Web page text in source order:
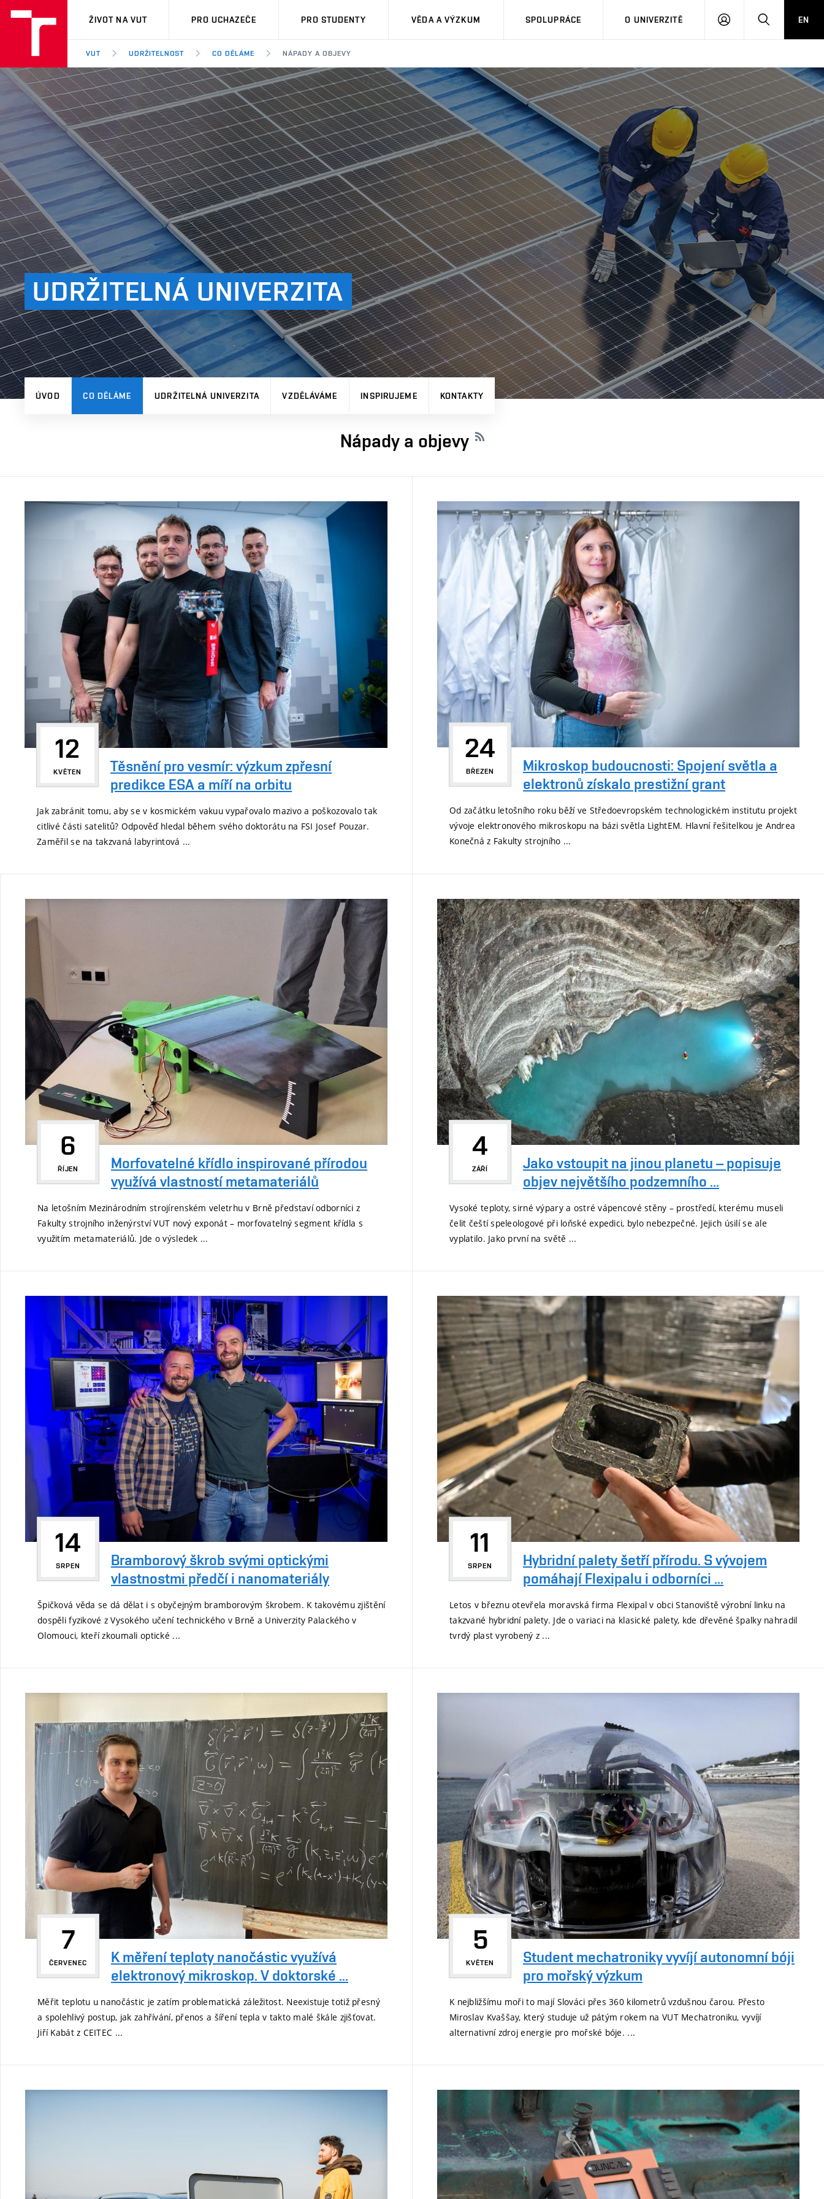
VUT
ŽIVOT NA VUT PRO UCHAZEČE PRO STUDENTY VĚDA A VÝZKUM SPOLUPRÁCE O UNIVERZITĚ
PŘIHLÁSIT HLEDATEN
VUT UDRŽITELNOST CO DĚLÁME NÁPADY A OBJEVY
UDRŽITELNÁ UNIVERZITA
ÚVOD CO DĚLÁME UDRŽITELNÁ UNIVERZITA VZDĚLÁVÁME INSPIRUJEME KONTAKTY
Nápady a objevy
12
KVĚTEN
Těsnění pro vesmír: výzkum zpřesní
predikce ESA a míří na orbitu
Jak zabránit tomu, aby se v kosmickém vakuu vypařovalo mazivo a poškozovalo tak
citlivé části satelitů? Odpověď hledal během svého doktorátu na FSI Josef Pouzar.
Zaměřil se na takzvaná labyrintová ...
24
BŘEZEN
Mikroskop budoucnosti: Spojení světla a
elektronů získalo prestižní grant
Od začátku letošního roku běží ve Středoevropském technologickém institutu projekt
vývoje elektronového mikroskopu na bázi světla LightEM. Hlavní řešitelkou je Andrea
Konečná z Fakulty strojního ...
6
ŘÍJEN
Morfovatelné křídlo inspirované přírodou
využívá vlastností metamateriálů
Na letošním Mezinárodním strojírenském veletrhu v Brně představí odborníci z
Fakulty strojního inženýrství VUT nový exponát – morfovatelný segment křídla s
využitím metamateriálů. Jde o výsledek ...
4
ZÁŘÍ
Jako vstoupit na jinou planetu – popisuje
objev největšího podzemního ...
Vysoké teploty, sirné výpary a ostré vápencové stěny – prostředí, kterému museli
čelit čeští speleologové při loňské expedici, bylo nebezpečné. Jejich úsilí se ale
vyplatilo. Jako první na světě ...
14
SRPEN
Bramborový škrob svými optickými
vlastnostmi předčí i nanomateriály
Špičková věda se dá dělat i s obyčejným bramborovým škrobem. K takovému zjištění
dospěli fyzikové z Vysokého učení technického v Brně a Univerzity Palackého v
Olomouci, kteří zkoumali optické ...
11
SRPEN
Hybridní palety šetří přírodu. S vývojem
pomáhají Flexipalu i odborníci ...
Letos v březnu otevřela moravská firma Flexipal v obci Stanoviště výrobní linku na
takzvané hybridní palety. Jde o variaci na klasické palety, kde dřevěné špalky nahradil
tvrdý plast vyrobený z ...
7
ČERVENEC
K měření teploty nanočástic využívá
elektronový mikroskop. V doktorské ...
Měřit teplotu u nanočástic je zatím problematická záležitost. Neexistuje totiž přesný
a spolehlivý postup, jak zahřívání, přenos a šíření tepla v takto malé škále zjišťovat.
Jiří Kabát z CEITEC ...
5
KVĚTEN
Student mechatroniky vyvíjí autonomní bóji
pro mořský výzkum
K nejbližšímu moři to mají Slováci přes 360 kilometrů vzdušnou čarou. Přesto
Miroslav Kvaššay, který studuje už pátým rokem na VUT Mechatroniku, vyvíjí
alternativní zdroj energie pro mořské bóje. ...